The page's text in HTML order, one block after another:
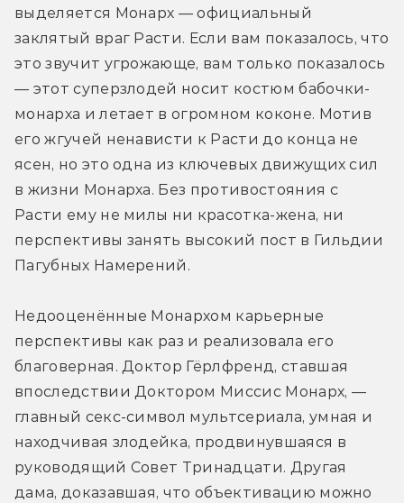
выделяется Монарх — официальный
заклятый враг Расти. Если вам показалось, что
это звучит угрожающе, вам только показалось
— этот суперзлодей носит костюм бабочки-
монарха и летает в огромном коконе. Мотив
его жгучей ненависти к Расти до конца не
ясен, но это одна из ключевых движущих сил
в жизни Монарха. Без противостояния с
Расти ему не милы ни красотка-жена, ни
перспективы занять высокий пост в Гильдии
Пагубных Намерений.
Недооценённые Монархом карьерные
перспективы как раз и реализовала его
благоверная. Доктор Гёрлфренд, ставшая
впоследствии Доктором Миссис Монарх, —
главный секс-символ мультсериала, умная и
находчивая злодейка, продвинувшаяся в
руководящий Совет Тринадцати. Другая
дама, доказавшая, что объективацию можно